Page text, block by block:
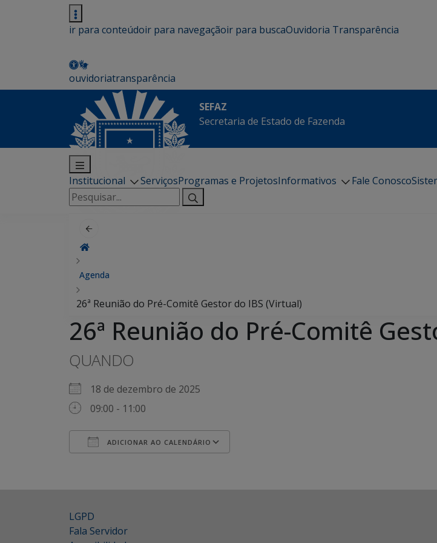
ir para conteúdoir para navegaçãoir para buscaOuvidoria Transparência
ouvidoriatransparência
SEFAZ
Secretaria de Estado de Fazenda
Institucional ServiçosProgramas e ProjetosInformativos Fale Conosco
Pesquisar
por:
Agenda
26ª Reunião do Pré-Comitê Gestor do IBS (Virtual)
26ª Reunião do Pré-Comitê
QUANDO
18 de dezembro de 2025
09:00 - 11:00
ADICIONAR AO CALENDÁRIO
LGPD
Fala Servidor